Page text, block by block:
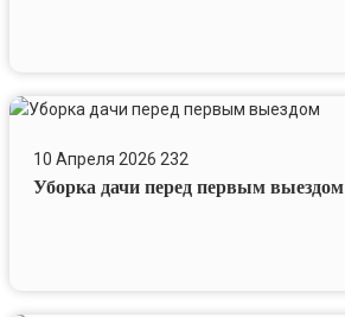
Уборка
перед
первым
10 Апреля 2026 232
Уборка дачи перед первым выездом